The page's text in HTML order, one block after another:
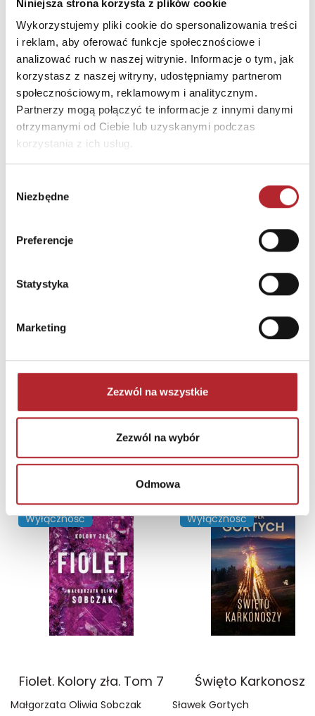
Niniejsza strona korzysta z plików cookie
Wykorzystujemy pliki cookie do spersonalizowania treści
i reklam, aby oferować funkcje społecznościowe i
analizować ruch w naszej witrynie. Informacje o tym, jak
korzystasz z naszej witryny, udostępniamy partnerom
społecznościowym, reklamowym i analitycznym.
Partnerzy mogą połączyć te informacje z innymi danymi
otrzymanymi od Ciebie lub uzyskanymi podczas
korzystania z ich usług.
zgody
Niezbędne
Preferencje
Statystyka
Marketing
Zezwól na wszystkie
Zezwól na wybór
Odmowa
Kod pocztowy
32-003
Miasto
Podłęże
E-mail
firma@trefl.krakow.pl
INNI KLIENCI KUPOWALI
Gra Mölkky w skrzynce
Tactic Games
236,44 (brutto)
Zaloguj się, aby kupić
NAJCZĘŚCIEJ KUPOWANE zobacz więcej
TOP 100
Wyłączność
Fiolet. Kolory zła. Tom 7
Małgorzata Oliwia Sobczak
TOP 100
Wyłączność
Święto Karkonoszy
Sławek Gortych